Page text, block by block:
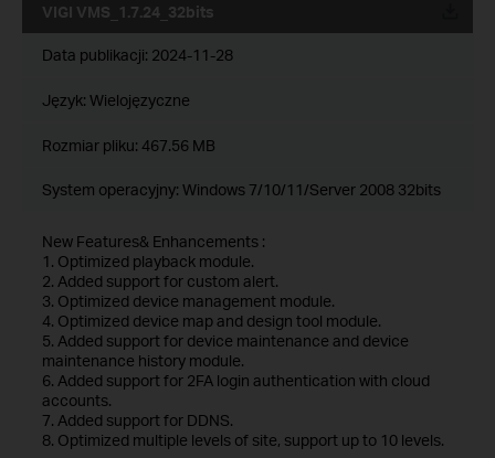
VIGI VMS_1.7.24_32bits
Data publikacji: 2024-11-28
Język: Wielojęzyczne
Rozmiar pliku: 467.56 MB
System operacyjny: Windows 7/10/11/Server 2008 32bits
New Features& Enhancements :
1. Optimized playback module.
2. Added support for custom alert.
3. Optimized device management module.
4. Optimized device map and design tool module.
5. Added support for device maintenance and device
maintenance history module.
6. Added support for 2FA login authentication with cloud
accounts.
7. Added support for DDNS.
8. Optimized multiple levels of site, support up to 10 levels.